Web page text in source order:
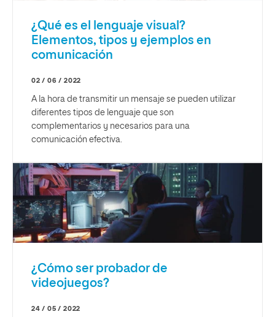
¿Qué es el lenguaje visual?
Elementos, tipos y ejemplos en
comunicación
02 / 06 / 2022
A la hora de transmitir un mensaje se pueden utilizar
diferentes tipos de lenguaje que son
complementarios y necesarios para una
comunicación efectiva.
¿Cómo ser probador de
videojuegos?
24 / 05 / 2022